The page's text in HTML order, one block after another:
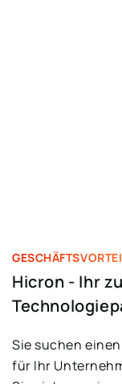
Hicron - Ihr
Sie suchen
für Ihr